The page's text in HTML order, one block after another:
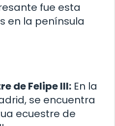
fue esta
en la península
de Felipe III: En la
se encuentra
ecuestre de